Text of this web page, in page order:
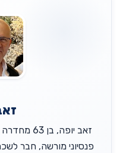
פנסיוני מורשה, חבר